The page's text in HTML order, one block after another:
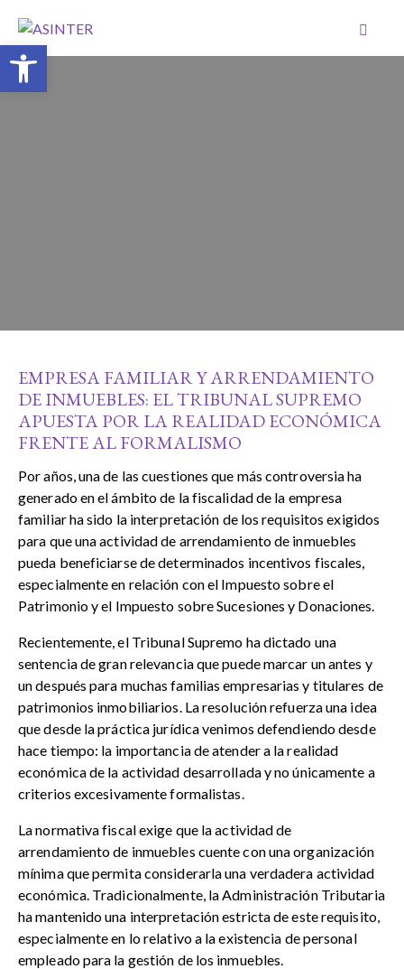
EMPRESA FAMILIAR Y ARRENDAMIENTO
DE INMUEBLES: EL TRIBUNAL SUPREMO
APUESTA POR LA REALIDAD ECONÓMICA
FRENTE AL FORMALISMO
Por años, una de las cuestiones que más controversia ha
generado en el ámbito de la fiscalidad de la empresa
familiar ha sido la interpretación de los requisitos exigidos
para que una actividad de arrendamiento de inmuebles
pueda beneficiarse de determinados incentivos fiscales,
especialmente en relación con el Impuesto sobre el
Patrimonio y el Impuesto sobre Sucesiones y Donaciones.
Recientemente, el Tribunal Supremo ha dictado una
sentencia de gran relevancia que puede marcar un antes y
un después para muchas familias empresarias y titulares de
patrimonios inmobiliarios. La resolución refuerza una idea
que desde la práctica jurídica venimos defendiendo desde
hace tiempo: la importancia de atender a la realidad
económica de la actividad desarrollada y no únicamente a
criterios excesivamente formalistas.
La normativa fiscal exige que la actividad de
arrendamiento de inmuebles cuente con una organización
mínima que permita considerarla una verdadera actividad
económica. Tradicionalmente, la Administración Tributaria
ha mantenido una interpretación estricta de este requisito,
especialmente en lo relativo a la existencia de personal
empleado para la gestión de los inmuebles.
Abrir barra de herramientas